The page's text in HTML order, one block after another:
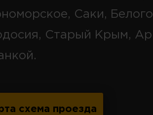
Саки,
Старый Крым,
схема проезда